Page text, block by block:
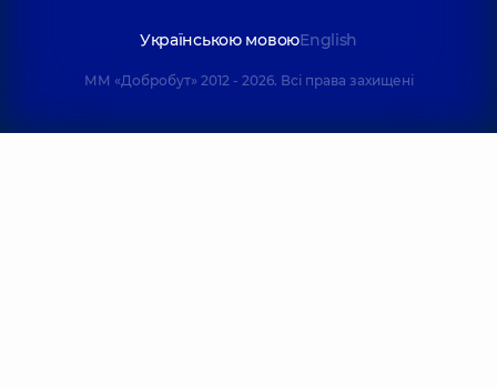
Українською мовоюEnglish
ММ «Добробут» 2012 - 2026. Всі права захищені